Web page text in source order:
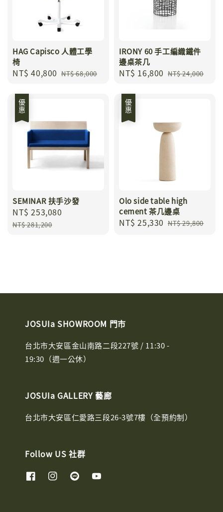
HAG Capisco 人體工學
椅
Sale
NT$ 40,800 Regular
NT$ 68,000
IRONY 60 手工編織鐵件
邊桌茶几
Sale
NT$ 16,800 Regular
NT$ 24,000
優惠
SEMINAR 扶手沙發
Sale
price
NT$ 253,080
NT$ 281,200
優惠
Olo side table high
cement 茶几邊桌
Sale
NT$ 25,330 Regular
NT$ 29,800
JOSUIa SHOWROOM 門市
台北市大安區金山南路二段227號 / 11:30 -
19:30（週一公休）
JOSUIa GALLERY 藝廊
台北市大安區仁愛路三段26-3號7樓（全預約制）
Follow US 社群